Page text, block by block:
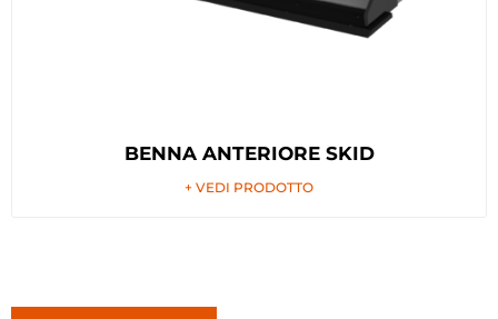
BENNA ANTERIORE SKID
+ VEDI PRODOTTO